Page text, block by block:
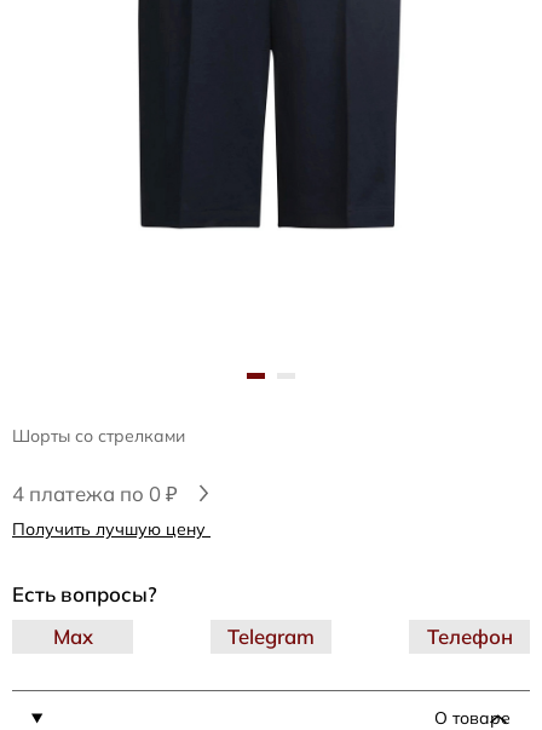
Шорты со стрелками
4 платежа по 0 ₽
Получить лучшую цену
О товаре
Есть вопросы?
Telegram
Max Телефон